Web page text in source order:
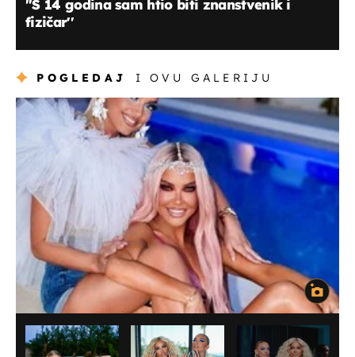
"S 14 godina sam htio biti znanstvenik i
fizičar''
POGLEDAJ I OVU GALERIJU